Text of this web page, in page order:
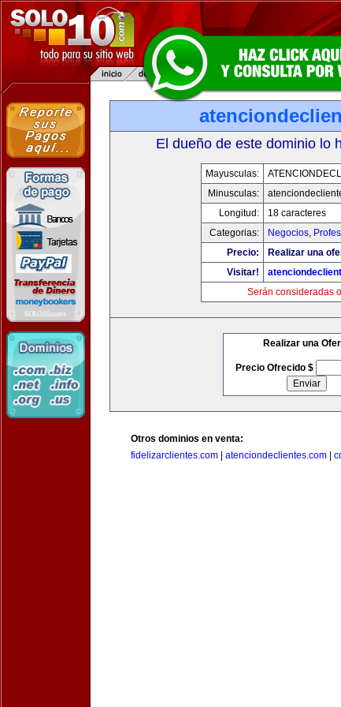
El dueño de este dominio lo
Mayusculas:
Minusculas:
Longitud:
18 caracteres
Categorias:
Negocios,
Precio:
Realizar una
Visitar!
Serán consideradas
Realizar una
Precio Ofrecido $
Otros dominios en venta:
fidelizarclientes.com
atenciondeclientes.com